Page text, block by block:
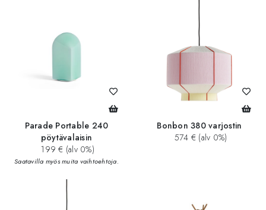
Parade Portable 240
pöytävalaisin
199 € (alv 0%)
Saatavilla myös muita vaihtoehtoja.
Bonbon 380 varjostin
574 € (alv 0%)